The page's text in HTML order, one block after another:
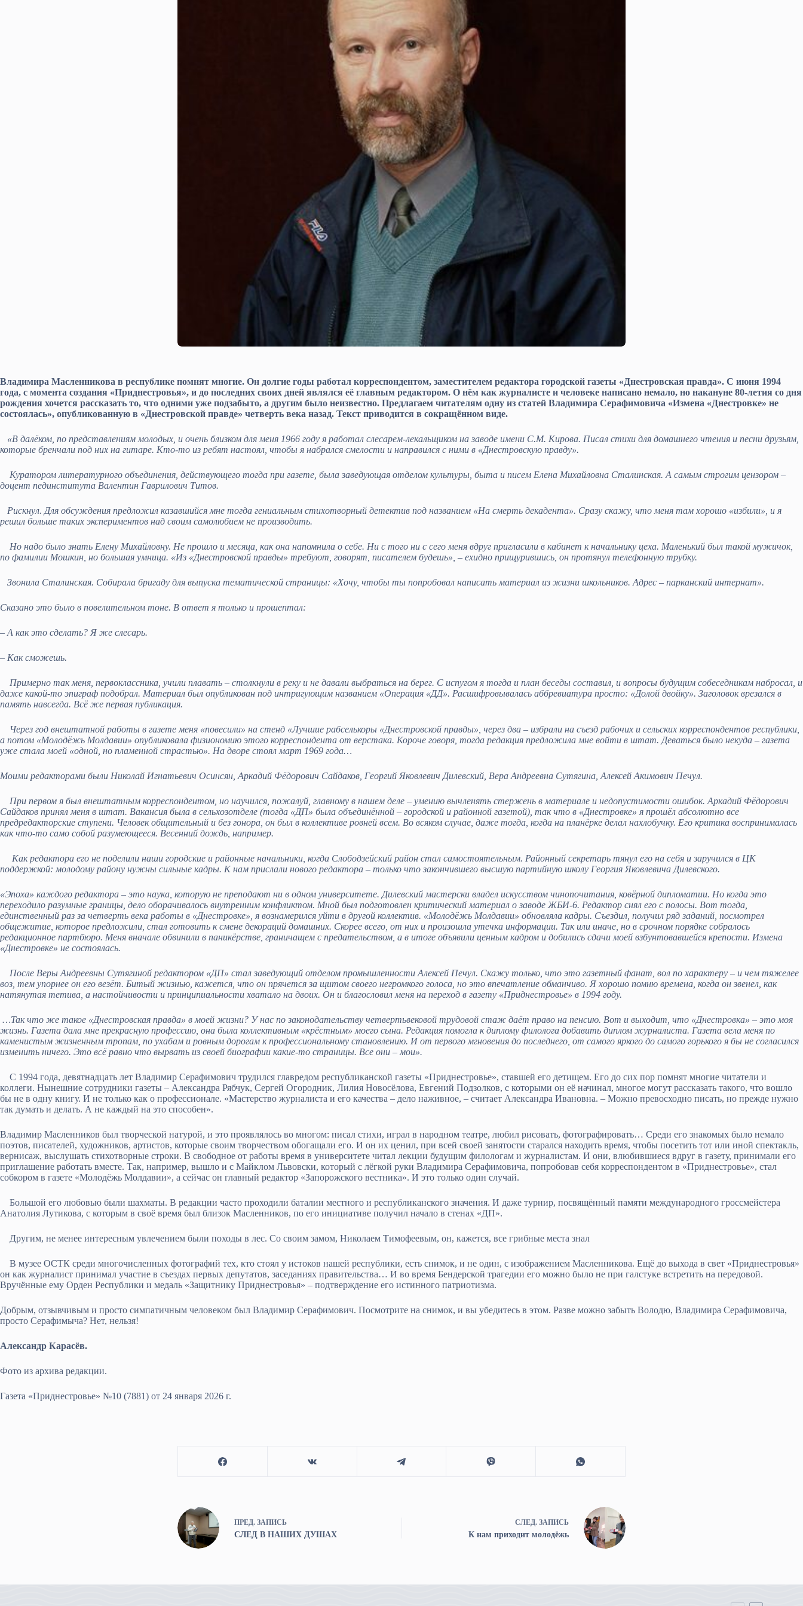
Владимира Масленникова в республике помнят многие. Он долгие годы работал корреспондентом, заместителем редактора городской газеты «Днестровская правда». С июня 1994
года, с момента создания «Приднестровья», и до последних своих дней являлся её главным редактором. О нём как журналисте и человеке написано немало, но накануне 80-летия со дня
рождения хочется рассказать то, что одними уже подзабыто, а другим было неизвестно. Предлагаем читателям одну из статей Владимира Серафимовича «Измена «Днестровке» не
состоялась», опубликованную в «Днестровской правде» четверть века назад. Текст приводится в сокращённом виде.
«В далёком, по представлениям молодых, и очень близком для меня 1966 году я работал слесарем-лекальщиком на заводе имени С.М. Кирова. Писал стихи для домашнего чтения и песни друзьям,
которые бренчали под них на гитаре. Кто-то из ребят настоял, чтобы я набрался смелости и направился с ними в «Днестровскую правду».
Куратором литературного объединения, действующего тогда при газете, была заведующая отделом культуры, быта и писем Елена Михайловна Сталинская. А самым строгим цензором –
доцент пединститута Валентин Гаврилович Титов.
Рискнул. Для обсуждения предложил казавшийся мне тогда гениальным стихотворный детектив под названием «На смерть декадента». Сразу скажу, что меня там хорошо «избили», и я
решил больше таких экспериментов над своим самолюбием не производить.
Но надо было знать Елену Михайловну. Не прошло и месяца, как она напомнила о себе. Ни с того ни с сего меня вдруг пригласили в кабинет к начальнику цеха. Маленький был такой мужичок,
по фамилии Мошкин, но большая умница. «Из «Днестровской правды» требуют, говорят, писателем будешь», – ехидно прищурившись, он протянул телефонную трубку.
Звонила Сталинская. Собирала бригаду для выпуска тематической страницы: «Хочу, чтобы ты попробовал написать материал из жизни школьников. Адрес – парканский интернат».
Сказано это было в повелительном тоне. В ответ я только и прошептал:
– А как это сделать? Я же слесарь.
– Как сможешь.
Примерно так меня, первоклассника, учили плавать – столкнули в реку и не давали выбраться на берег. С испугом я тогда и план беседы составил, и вопросы будущим собеседникам набросал, и
даже какой-то эпиграф подобрал. Материал был опубликован под интригующим названием «Операция «ДД». Расшифровывалась аббревиатура просто: «Долой двойку». Заголовок врезался в
память навсегда. Всё же первая публикация.
Через год внештатной работы в газете меня «повесили» на стенд «Лучшие рабселькоры «Днестровской правды», через два – избрали на съезд рабочих и сельских корреспондентов республики,
а потом «Молодёжь Молдавии» опубликовала физиономию этого корреспондента от верстака. Короче говоря, тогда редакция предложила мне войти в штат. Деваться было некуда – газета
уже стала моей «одной, но пламенной страстью». На дворе стоял март 1969 года…
Моими редакторами были Николай Игнатьевич Осинсян, Аркадий Фёдорович Сайдаков, Георгий Яковлевич Дилевский, Вера Андреевна Сутягина, Алексей Акимович Печул.
При первом я был внештатным корреспондентом, но научился, пожалуй, главному в нашем деле – умению вычленять стержень в материале и недопустимости ошибок. Аркадий Фёдорович
Сайдаков принял меня в штат. Вакансия была в сельхозотделе (тогда «ДП» была объединённой – городской и районной газетой), так что в «Днестровке» я прошёл абсолютно все
предредакторские ступени. Человек общительный и без гонора, он был в коллективе ровней всем. Во всяком случае, даже тогда, когда на планёрке делал нахлобучку. Его критика воспринималась
как что-то само собой разумеющееся. Весенний дождь, например.
Как редактора его не поделили наши городские и районные начальники, когда Слободзейский район стал самостоятельным. Районный секретарь тянул его на себя и заручился в ЦК
поддержкой: молодому району нужны сильные кадры. К нам прислали нового редактора – только что закончившего высшую партийную школу Георгия Яковлевича Дилевского.
«Эпоха» каждого редактора – это наука, которую не преподают ни в одном университете. Дилевский мастерски владел искусством чинопочитания, ковёрной дипломатии. Но когда это
переходило разумные границы, дело оборачивалось внутренним конфликтом. Мной был подготовлен критический материал о заводе ЖБИ-6. Редактор снял его с полосы. Вот тогда,
единственный раз за четверть века работы в «Днестровке», я вознамерился уйти в другой коллектив. «Молодёжь Молдавии» обновляла кадры. Съездил, получил ряд заданий, посмотрел
общежитие, которое предложили, стал готовить к смене декораций домашних. Скорее всего, от них и произошла утечка информации. Так или иначе, но в срочном порядке собралось
редакционное партбюро. Меня вначале обвинили в паникёрстве, граничащем с предательством, а в итоге объявили ценным кадром и добились сдачи моей взбунтовавшейся крепости. Измена
«Днестровке» не состоялась.
После Веры Андреевны Сутягиной редактором «ДП» стал заведующий отделом промышленности Алексей Печул. Скажу только, что это газетный фанат, вол по характеру – и чем тяжелее
воз, тем упорнее он его везёт. Битый жизнью, кажется, что он прячется за щитом своего негромкого голоса, но это впечатление обманчиво. Я хорошо помню времена, когда он звенел, как
натянутая тетива, а настойчивости и принципиальности хватало на двоих. Он и благословил меня на переход в газету «Приднестровье» в 1994 году.
…Так что же такое «Днестровская правда» в моей жизни? У нас по законодательству четвертьвековой трудовой стаж даёт право на пенсию. Вот и выходит, что «Днестровка» – это моя
жизнь. Газета дала мне прекрасную профессию, она была коллективным «крёстным» моего сына. Редакция помогла к диплому филолога добавить диплом журналиста. Газета вела меня по
каменистым жизненным тропам, по ухабам и ровным дорогам к профессиональному становлению. И от первого мгновения до последнего, от самого яркого до самого горького я бы не согласился
изменить ничего. Это всё равно что вырвать из своей биографии какие-то страницы. Все они – мои».
С 1994 года, девятнадцать лет Владимир Серафимович трудился главредом республиканской газеты «Приднестровье», ставшей его детищем. Его до сих пор помнят многие читатели и
коллеги. Нынешние сотрудники газеты – Александра Рябчук, Сергей Огородник, Лилия Новосёлова, Евгений Подзолков, с которыми он её начинал, многое могут рассказать такого, что вошло
бы не в одну книгу. И не только как о профессионале. «Мастерство журналиста и его качества – дело наживное, – считает Александра Ивановна. – Можно превосходно писать, но прежде нужно
так думать и делать. А не каждый на это способен».
Владимир Масленников был творческой натурой, и это проявлялось во многом: писал стихи, играл в народном театре, любил рисовать, фотографировать… Среди его знакомых было немало
поэтов, писателей, художников, артистов, которые своим творчеством обогащали его. И он их ценил, при всей своей занятости старался находить время, чтобы посетить тот или иной спектакль,
вернисаж, выслушать стихотворные строки. В свободное от работы время в университете читал лекции будущим филологам и журналистам. И они, влюбившиеся вдруг в газету, принимали его
приглашение работать вместе. Так, например, вышло и с Майклом Львовски, который с лёгкой руки Владимира Серафимовича, попробовав себя корреспондентом в «Приднестровье», стал
собкором в газете «Молодёжь Молдавии», а сейчас он главный редактор «Запорожского вестника». И это только один случай.
Большой его любовью были шахматы. В редакции часто проходили баталии местного и республиканского значения. И даже турнир, посвящённый памяти международного гроссмейстера
Анатолия Лутикова, с которым в своё время был близок Масленников, по его инициативе получил начало в стенах «ДП».
Другим, не менее интересным увлечением были походы в лес. Со своим замом, Николаем Тимофеевым, он, кажется, все грибные места знал
В музее ОСТК среди многочисленных фотографий тех, кто стоял у истоков нашей республики, есть снимок, и не один, с изображением Масленникова. Ещё до выхода в свет «Приднестровья»
он как журналист принимал участие в съездах первых депутатов, заседаниях правительства… И во время Бендерской трагедии его можно было не при галстуке встретить на передовой.
Вручённые ему Орден Республики и медаль «Защитнику Приднестровья» – подтверждение его истинного патриотизма.
Добрым, отзывчивым и просто симпатичным человеком был Владимир Серафимович. Посмотрите на снимок, и вы убедитесь в этом. Разве можно забыть Володю, Владимира Серафимовича,
просто Серафимыча? Нет, нельзя!
Александр Карасёв.
Фото из архива редакции.
Газета «Приднестровье» №10 (7881) от 24 января 2026 г.
ПРЕД. ЗАПИСЬ
СЛЕД В НАШИХ ДУШАХ
СЛЕД. ЗАПИСЬ
К нам приходит молодёжь